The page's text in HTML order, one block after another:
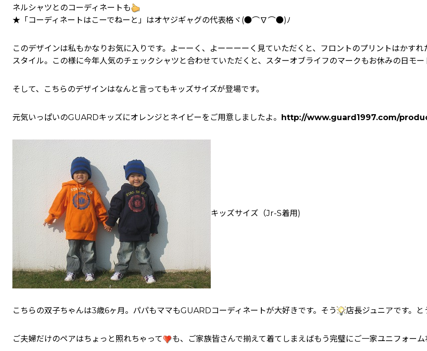
ネルシャツとのコーディネートも
★「コーディネートはこーでねーと」はオヤジギャグの代表格ヾ(●⌒∇⌒●)ﾉ
このデザインは私もかなりお気に入りです。よーーく、よーーーーく見ていただくと、フロントのプリントはかす
スタイル。この様に今年人気のチェックシャツと合わせていただくと、スターオブライフのマークもお休みの日モ
そして、こちらのデザインはなんと言ってもキッズサイズが登場です。
元気いっぱいのGUARDキッズにオレンジとネイビーをご用意しましたよ。 http://www.guard1997.com/
キッズサイズ（Jr-S着用)
こちらの双子ちゃんは3歳6ヶ月。パパもママもGUARDコーディネートが大好きです。そう 店長ジュニアです。
ご夫婦だけのペアはちょっと照れちゃって も、ご家族皆さんで揃えて着てしまえばもう完璧にご一家ユニフォー